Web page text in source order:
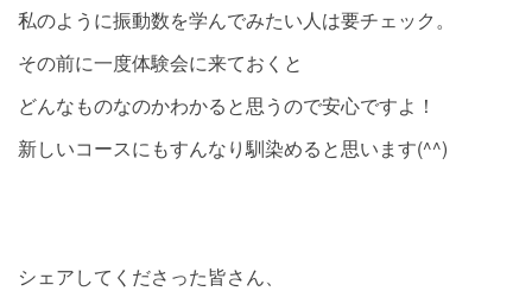
私のように振動数を学んでみたい人は要チェック。
その前に一度体験会に来ておくと
どんなものなのかわかると思うので安心ですよ！
新しいコースにもすんなり馴染めると思います(^^)
シェアしてくださった皆さん、